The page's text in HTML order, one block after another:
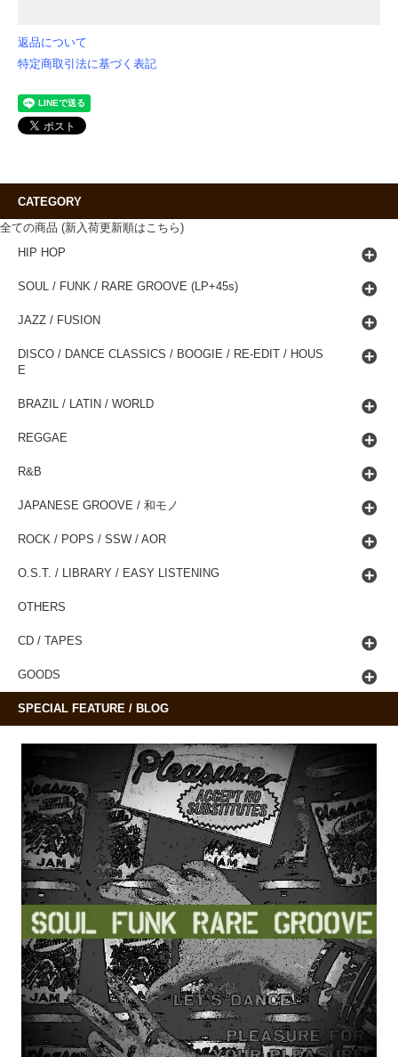
返品について
特定商取引法に基づく表記
CATEGORY
全ての商品 (新入荷更新順はこちら)
HIP HOP
SOUL / FUNK / RARE GROOVE (LP+45s)
JAZZ / FUSION
DISCO / DANCE CLASSICS / BOOGIE / RE-EDIT / HOUS
E
BRAZIL / LATIN / WORLD
REGGAE
R&B
JAPANESE GROOVE / 和モノ
ROCK / POPS / SSW / AOR
O.S.T. / LIBRARY / EASY LISTENING
OTHERS
CD / TAPES
GOODS
SPECIAL FEATURE / BLOG